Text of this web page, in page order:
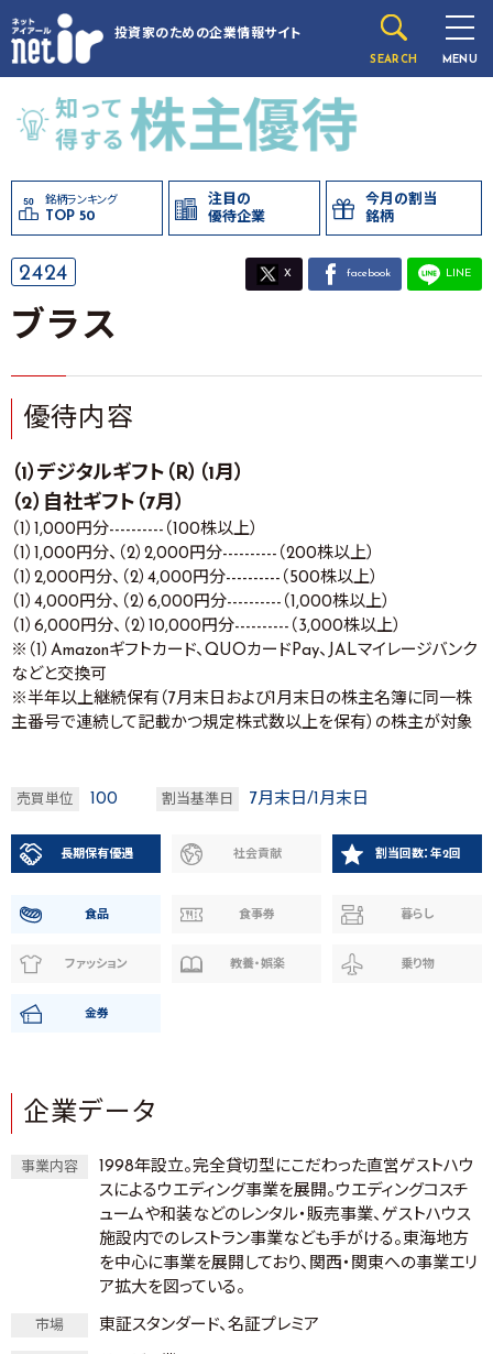
投資家のための企業情報サイト
SEARCH MENU
銘柄ランキング
TOP 50
注目の
優待企業
今月の割当
銘柄
2424 X facebook LINE
ブラス
優待内容
（1）デジタルギフト（R）（1月）
（2）自社ギフト（7月）
（1）1,000円分----------（100株以上）
（1）1,000円分、（2）2,000円分----------（200株以上）
（1）2,000円分、（2）4,000円分----------（500株以上）
（1）4,000円分、（2）6,000円分----------（1,000株以上）
（1）6,000円分、（2）10,000円分----------（3,000株以上）
※（1）Amazonギフトカード、QUOカードPay、JALマイレージバンク
などと交換可
※半年以上継続保有（7月末日および1月末日の株主名簿に同一株
主番号で連続して記載かつ規定株式数以上を保有）の株主が対象
売買単位 100 割当基準日 7月末日/1月末日
長期保有優遇 社会貢献 割当回数：年2回
食品 食事券 暮らし
ファッション 教養・娯楽 乗り物
金券
企業データ
事業内容
1998年設立。完全貸切型にこだわった直営ゲストハウ
スによるウエディング事業を展開。ウエディングコスチ
ュームや和装などのレンタル・販売事業、ゲストハウス
施設内でのレストラン事業なども手がける。東海地方
を中心に事業を展開しており、関西・関東への事業エリ
ア拡大を図っている。
市場 東証スタンダード、名証プレミア